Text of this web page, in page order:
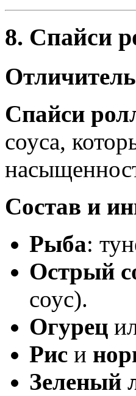
8. Спайси
Спайси
соуса,
Состав и
Рыба:
Острый
соус).
Огурец
Рис и
Зеленый